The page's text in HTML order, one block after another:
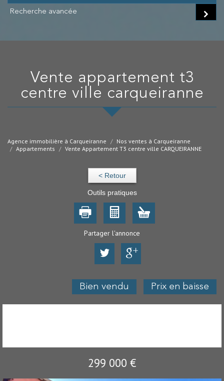
Recherche avancée
vente appartement t3
centre ville carqueiranne
Agence immobilière à Carqueiranne
Nos ventes à Carqueiranne
Appartements
Vente Appartement T3 centre ville CARQUEIRANNE
< Retour
Outils pratiques
Partager l'annonce
Bien vendu Prix en baisse
299 000 €